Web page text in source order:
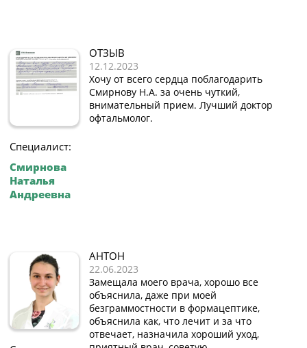
Специалист:
Смирнова
Наталья
Андреевна
ОТЗЫВ
12.12.2023
Хочу от всего сердца поблагодарить
Смирнову Н.А. за очень чуткий,
внимательный прием. Лучший доктор
офтальмолог.
АНТОН
22.06.2023
Замещала моего врача, хорошо все
объяснила, даже при моей
безграммостности в формацептике,
объяснила как, что лечит и за что
отвечает, назначила хороший уход,